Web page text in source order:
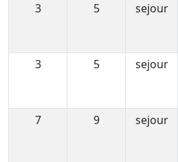
3
5 sejour
3
5 sejour
7
9 sejour